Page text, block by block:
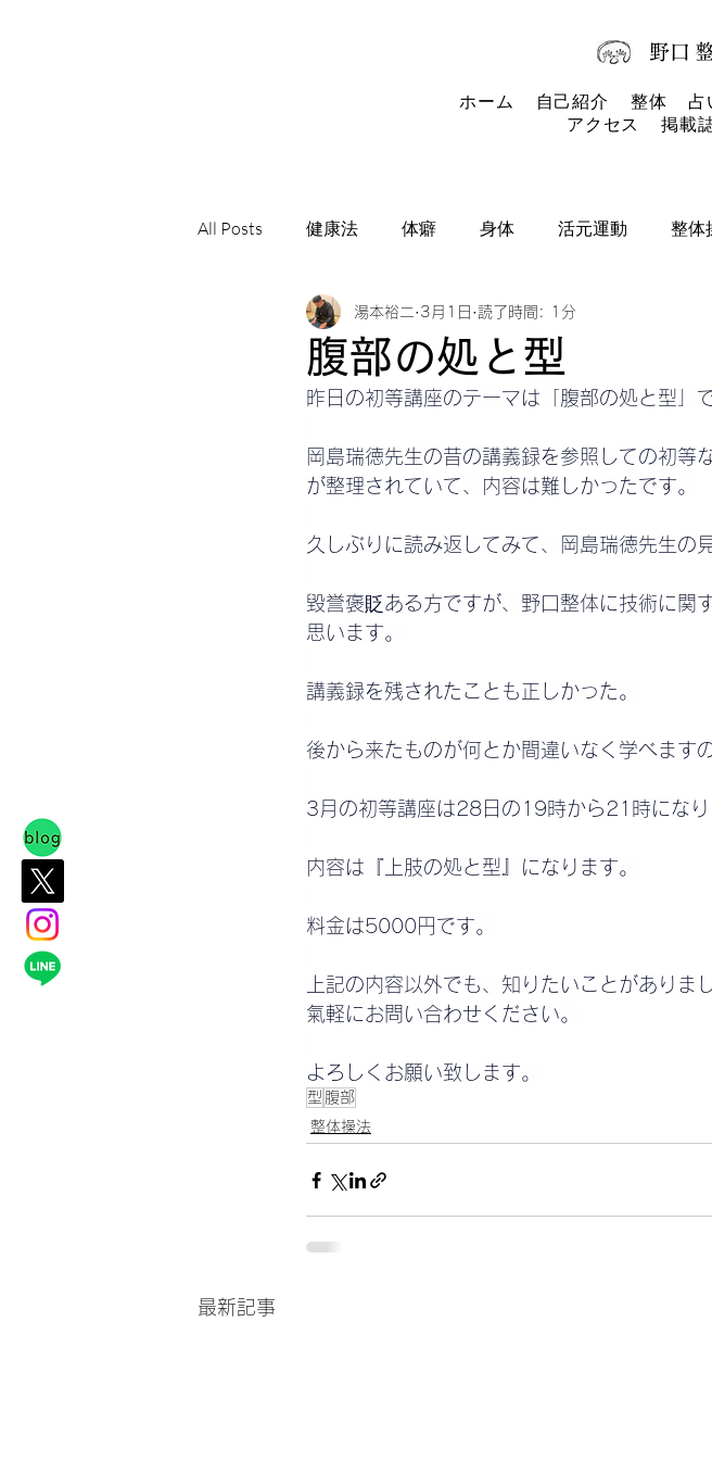
野口
ホーム 自己紹介 整体 占
アクセス
掲載
All Posts 健康法 体癖 身体 活元運動 整体
サビアンシンボル 音楽 タロットカード
腹部の処と型
湯本裕二 3月1日 読了時間: 1分
昨日の初等講座のテーマは「腹部の処と型」
岡島瑞徳先生の昔の講義録を参照しての初等
が整理されていて、内容は難しかったです。
久しぶりに読み返してみて、岡島瑞徳先生の
毀誉褒貶ある方ですが、野口整体に技術に関
思います。
講義録を残されたことも正しかった。
後から来たものが何とか間違いなく学べますの
3月の初等講座は28日の19時から21時になり
内容は『上肢の処と型』になります。
料金は5000円です。
上記の内容以外でも、知りたいことがあり
氣軽にお問い合わせください。
よろしくお願い致します。
型 腹部
整体操法
最新記事